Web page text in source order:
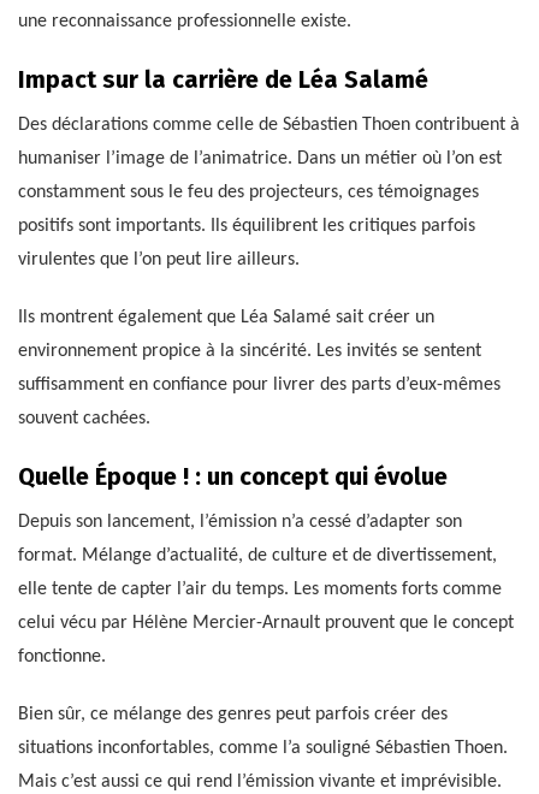
une reconnaissance professionnelle existe.
Impact sur la carrière de Léa Salamé
Des déclarations comme celle de Sébastien Thoen contribuent à
humaniser l’image de l’animatrice. Dans un métier où l’on est
constamment sous le feu des projecteurs, ces témoignages
positifs sont importants. Ils équilibrent les critiques parfois
virulentes que l’on peut lire ailleurs.
Ils montrent également que Léa Salamé sait créer un
environnement propice à la sincérité. Les invités se sentent
suffisamment en confiance pour livrer des parts d’eux-mêmes
souvent cachées.
Quelle Époque ! : un concept qui évolue
Depuis son lancement, l’émission n’a cessé d’adapter son
format. Mélange d’actualité, de culture et de divertissement,
elle tente de capter l’air du temps. Les moments forts comme
celui vécu par Hélène Mercier-Arnault prouvent que le concept
fonctionne.
Bien sûr, ce mélange des genres peut parfois créer des
situations inconfortables, comme l’a souligné Sébastien Thoen.
Mais c’est aussi ce qui rend l’émission vivante et imprévisible.